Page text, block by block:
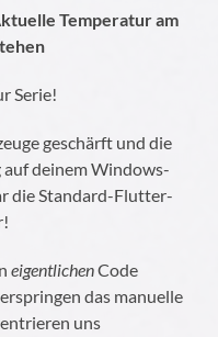
Temperatur am
Serie!
geschärft und die
deinem Windows-
die Standard-Flutter-
eigentlichenCode
das manuelle
uns